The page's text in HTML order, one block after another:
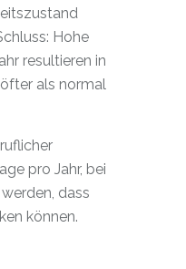
Hohe
resultieren in
als normal
pro Jahr, bei
dass
können.